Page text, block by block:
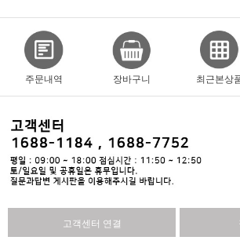
주문내역 장바구니 최근본상
고객센터 연결